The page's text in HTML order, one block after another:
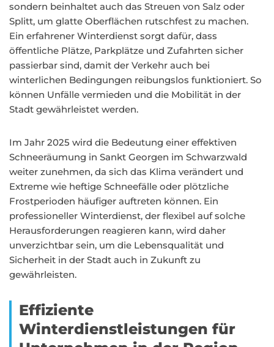
sondern beinhaltet auch das Streuen von Salz oder
Splitt, um glatte Oberflächen rutschfest zu machen.
Ein erfahrener Winterdienst sorgt dafür, dass
öffentliche Plätze, Parkplätze und Zufahrten sicher
passierbar sind, damit der Verkehr auch bei
winterlichen Bedingungen reibungslos funktioniert. So
können Unfälle vermieden und die Mobilität in der
Stadt gewährleistet werden.
Im Jahr 2025 wird die Bedeutung einer effektiven
Schneeräumung in Sankt Georgen im Schwarzwald
weiter zunehmen, da sich das Klima verändert und
Extreme wie heftige Schneefälle oder plötzliche
Frostperioden häufiger auftreten können. Ein
professioneller Winterdienst, der flexibel auf solche
Herausforderungen reagieren kann, wird daher
unverzichtbar sein, um die Lebensqualität und
Sicherheit in der Stadt auch in Zukunft zu
gewährleisten.
Effiziente
Winterdienstleistungen für